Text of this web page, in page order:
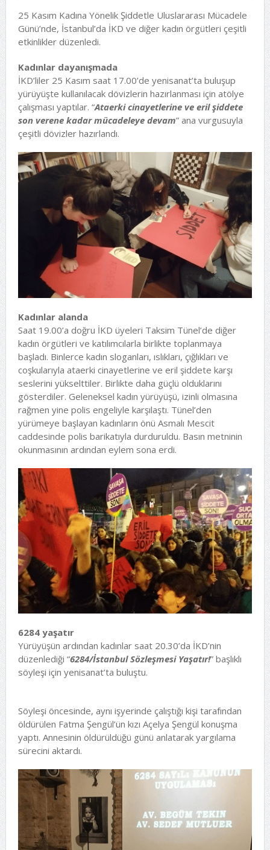
25 Kasım Kadına Yönelik Şiddetle Uluslararası Mücadele
Günü’nde, İstanbul’da İKD ve diğer kadın örgütleri çeşitli
etkinlikler düzenledi.
Kadınlar dayanışmada
İKD’liler 25 Kasım saat 17.00’de yenisanat’ta buluşup
yürüyüşte kullanılacak dövizlerin hazırlanması için atölye
çalışması yaptılar. “Ataerki cinayetlerine ve eril şiddete
son verene kadar mücadeleye devam” ana vurgusuyla
çeşitli dövizler hazırlandı.
Kadınlar alanda
Saat 19.00’a doğru İKD üyeleri Taksim Tünel’de diğer
kadın örgütleri ve katılımcılarla birlikte toplanmaya
başladı. Binlerce kadın sloganları, ıslıkları, çığlıkları ve
coşkularıyla ataerki cinayetlerine ve eril şiddete karşı
seslerini yükselttiler. Birlikte daha güçlü olduklarını
gösterdiler. Geleneksel kadın yürüyüşü, izinli olmasına
rağmen yine polis engeliyle karşılaştı. Tünel’den
yürümeye başlayan kadınların önü Asmalı Mescit
caddesinde polis barikatıyla durduruldu. Basın metninin
okunmasının ardından eylem sona erdi.
6284 yaşatır
Yürüyüşün ardından kadınlar saat 20.30’da İKD’nin
düzenlediği “6284/İstanbul Sözleşmesi Yaşatır!” başlıklı
söyleşi için yenisanat’ta buluştu.
Söyleşi öncesinde, aynı işyerinde çalıştığı kişi tarafından
öldürülen Fatma Şengül’ün kızı Açelya Şengül konuşma
yaptı. Annesinin öldürüldüğü günü anlatarak yargılama
sürecini aktardı.